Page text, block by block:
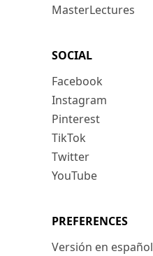
MasterLectures
SOCIAL
Facebook
Instagram
Pinterest
TikTok
Twitter
YouTube
PREFERENCES
Versión en español